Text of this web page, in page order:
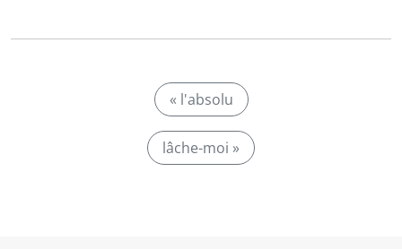
« l'absolu
lâche-moi »